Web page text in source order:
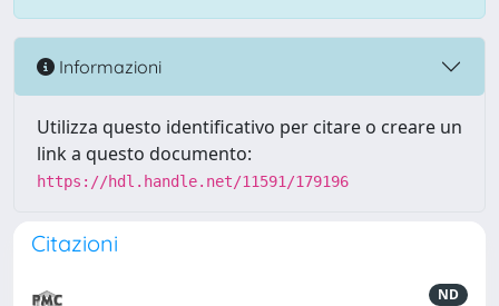
Informazioni
Utilizza questo identificativo per citare o creare un
link a questo documento:
https://hdl.handle.net/11591/179196
Citazioni
ND